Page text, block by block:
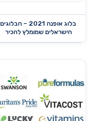
בלוג אופנה 2021 – הבלוגים
הישראלים שמומלץ להכיר